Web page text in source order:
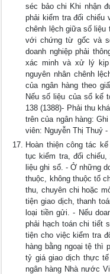
séc bảo chi Khi nhận
phải kiểm tra đối
chênh lệch giữa số liệu
với chứng từ gốc và
doanh nghiệp phải
xác minh và xử lý
nguyên nhân chênh
của ngân hàng theo
Nếu số liệu của sổ kế
138 (1388)- Phải thu
trên của ngân hàng:
viên: Nguyễn Thị Thuỷ
Hoàn thiện công tác
tục kiểm tra, đối chiếu,
liệu ghi sổ. - Ở những
thuộc, không thuộc tổ
thu, chuyên chi hoặc
tiện giao dịch, thanh
loại tiền gửi. - Nếu
phải hạch toán chi tiết
tiện cho việc kiểm tra
hàng bằng ngoại tệ thì
tỷ giá giao dịch thực
ngân hàng Nhà nước